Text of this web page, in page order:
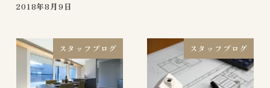
2018年8月9日
スタッフブログ スタッフブログ